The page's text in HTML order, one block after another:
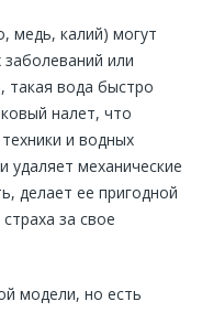
медь, калий) могут
или
такая вода быстро
налет, что
и водных
удаляет механические
делает ее пригодной
за свое
модели, но есть